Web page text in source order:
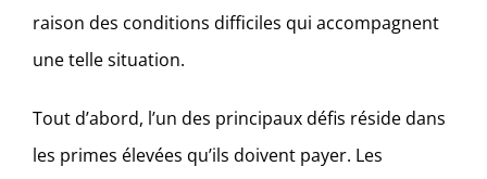
raison des conditions difficiles qui accompagnent
une telle situation.
Tout d’abord, l’un des principaux défis réside dans
les primes élevées qu’ils doivent payer. Les